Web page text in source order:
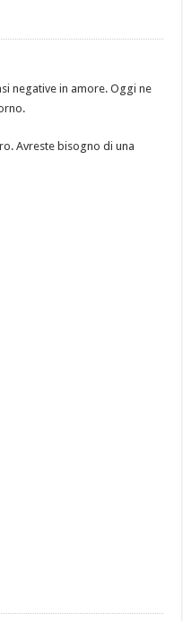
negative in amore. Oggi ne
Avreste bisogno di una